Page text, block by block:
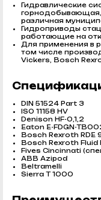
Гидравлические
горнодобывающая,
различная
Гидроприводы
работающие на
Для применения в
том числе
Vickers, Bosch
DIN 51524 Part 3
ISO 11158 HV
Denison HF-0,1,2
Eaton E-FDGN-
Bosch Rexroth RDE
Bosch Rexroth Fluid
Fives Cincinnati
ABB Azipod
Beltramelli
Sierra T 1000